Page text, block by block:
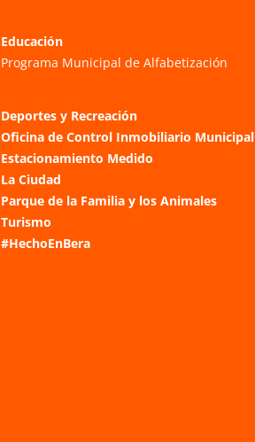
Educación
Programa Municipal de Alfabetización
Deportes y Recreación
Oficina de Control Inmobiliario Municipal
Estacionamiento Medido
La Ciudad
Parque de la Familia y los Animales
Turismo
#HechoEnBera